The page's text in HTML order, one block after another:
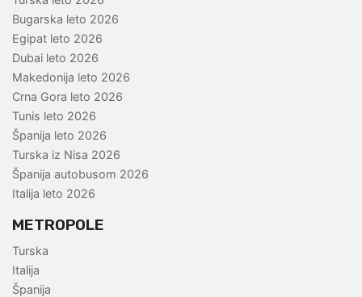
Bugarska leto 2026
Egipat leto 2026
Dubai leto 2026
Makedonija leto 2026
Crna Gora leto 2026
Tunis leto 2026
Španija leto 2026
Turska iz Nisa 2026
Španija autobusom 2026
Italija leto 2026
METROPOLE
Turska
Italija
Španija